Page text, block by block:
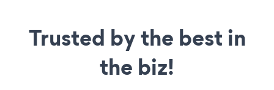
Trusted by the best in
the biz!